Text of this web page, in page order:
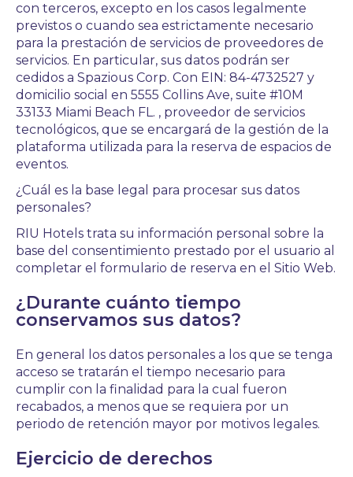
con terceros, excepto en los casos legalmente
previstos o cuando sea estrictamente necesario
para la prestación de servicios de proveedores de
servicios. En particular, sus datos podrán ser
cedidos a Spazious Corp. Con EIN: 84-4732527 y
domicilio social en 5555 Collins Ave, suite #10M
33133 Miami Beach FL. , proveedor de servicios
tecnológicos, que se encargará de la gestión de la
plataforma utilizada para la reserva de espacios de
eventos.
¿Cuál es la base legal para procesar sus datos
personales?
RIU Hotels trata su información personal sobre la
base del consentimiento prestado por el usuario al
completar el formulario de reserva en el Sitio Web.
¿Durante cuánto tiempo
conservamos sus datos?
En general los datos personales a los que se tenga
acceso se tratarán el tiempo necesario para
cumplir con la finalidad para la cual fueron
recabados, a menos que se requiera por un
periodo de retención mayor por motivos legales.
Ejercicio de derechos